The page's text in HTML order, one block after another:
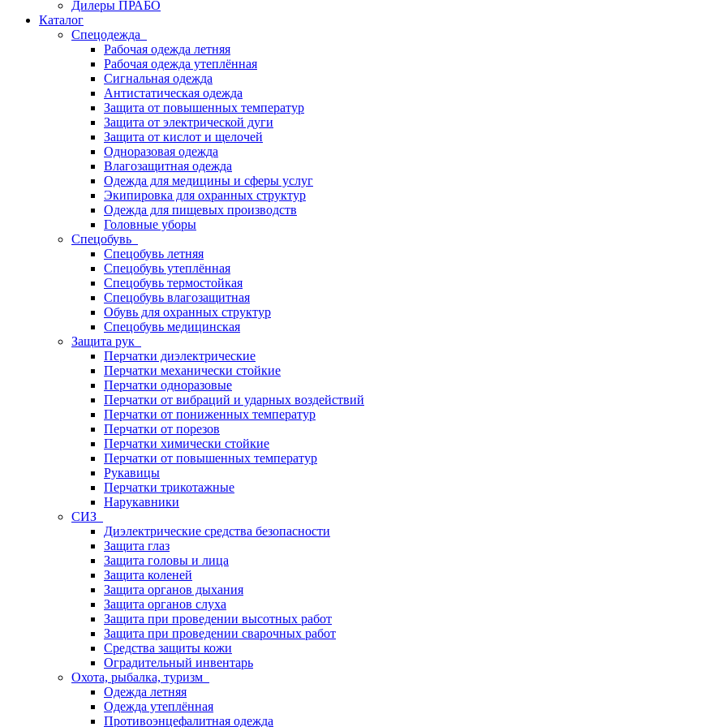
Дилеры ПРАБО
Каталог
Спецодежда
Рабочая одежда летняя
Рабочая одежда утеплённая
Сигнальная одежда
Антистатическая одежда
Защита от повышенных температур
Защита от электрической дуги
Защита от кислот и щелочей
Одноразовая одежда
Влагозащитная одежда
Одежда для медицины и сферы услуг
Экипировка для охранных структур
Одежда для пищевых производств
Головные уборы
Спецобувь
Спецобувь летняя
Спецобувь утеплённая
Спецобувь термостойкая
Спецобувь влагозащитная
Обувь для охранных структур
Спецобувь медицинская
Защита рук
Перчатки диэлектрические
Перчатки механически стойкие
Перчатки одноразовые
Перчатки от вибраций и ударных воздействий
Перчатки от пониженных температур
Перчатки от порезов
Перчатки химически стойкие
Перчатки от повышенных температур
Рукавицы
Перчатки трикотажные
Нарукавники
СИЗ
Диэлектрические средства безопасности
Защита глаз
Защита головы и лица
Защита коленей
Защита органов дыхания
Защита органов слуха
Защита при проведении высотных работ
Защита при проведении сварочных работ
Средства защиты кожи
Оградительный инвентарь
Охота, рыбалка, туризм
Одежда летняя
Одежда утеплённая
Противоэнцефалитная одежда